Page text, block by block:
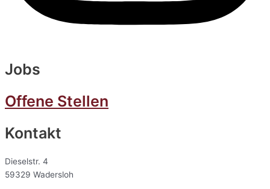
Jobs
Offene Stellen
Kontakt
Dieselstr. 4
59329 Wadersloh